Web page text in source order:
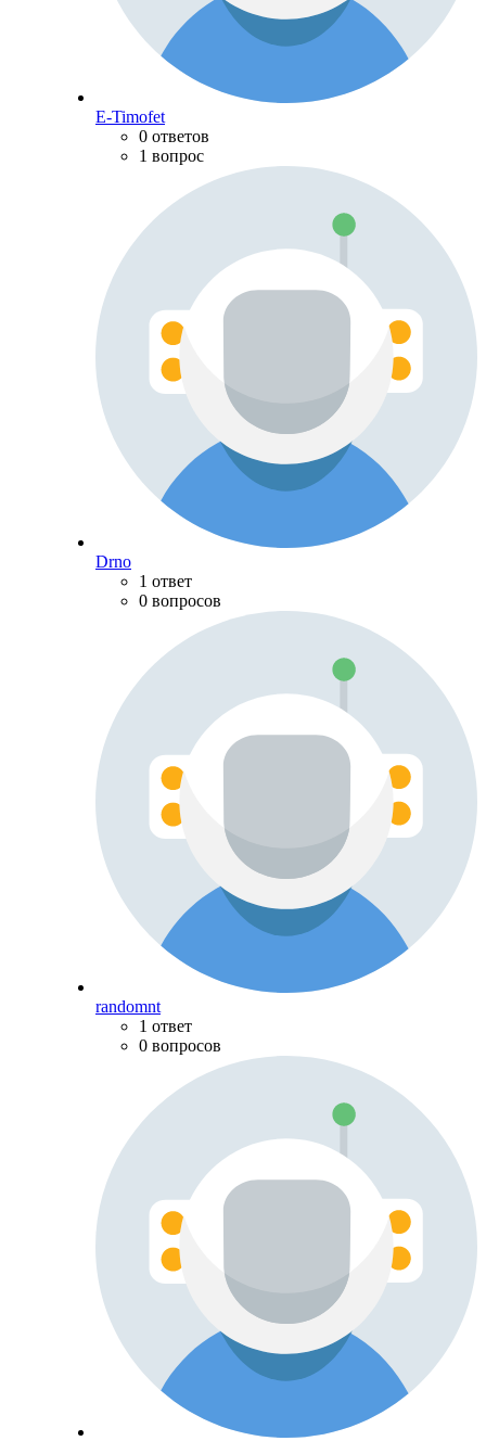
E-Timofet
0 ответов
1 вопрос
Drno
1 ответ
0 вопросов
randomnt
1 ответ
0 вопросов